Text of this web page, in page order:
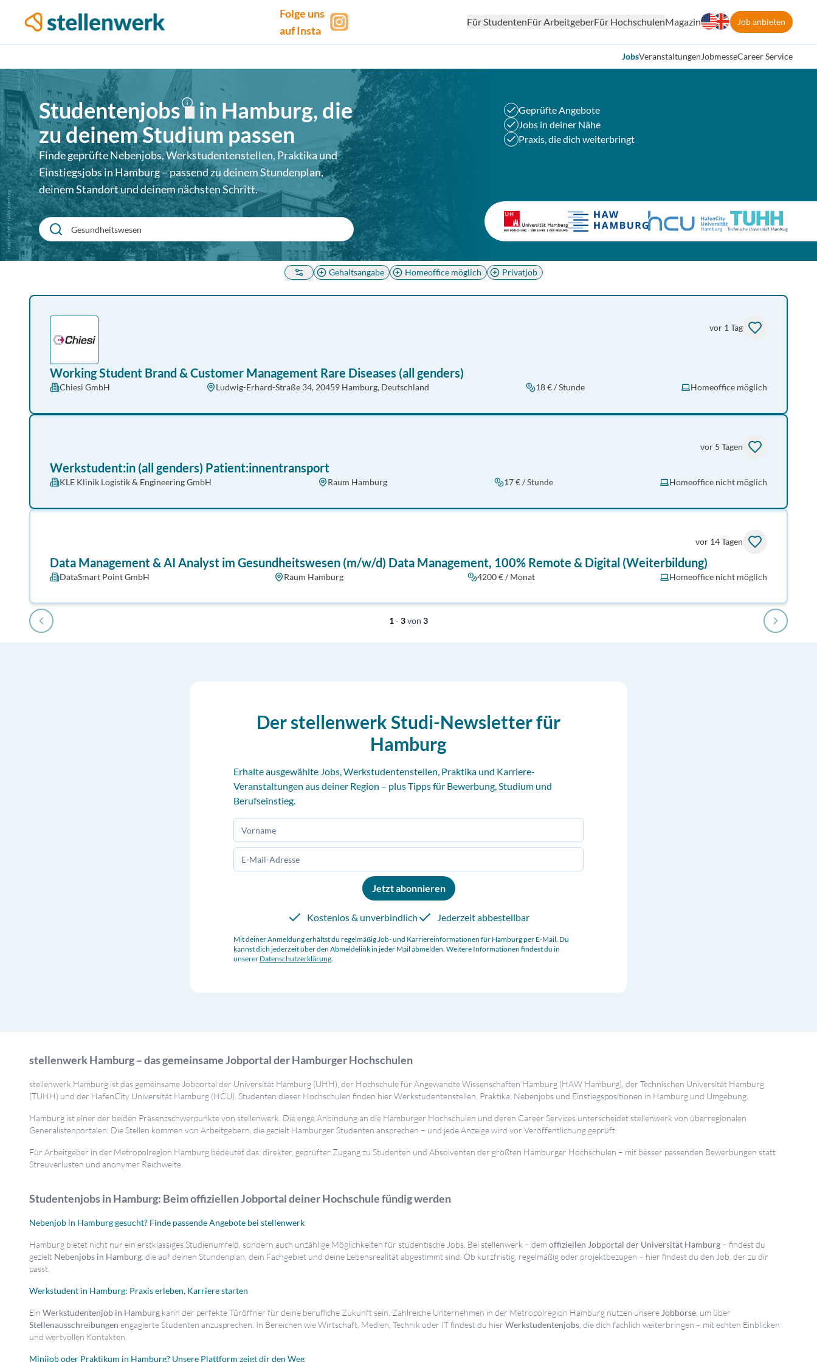
Folge uns
auf Insta
Für StudentenFür ArbeitgeberFür HochschulenMagazin Job anbieten
JobsVeranstaltungenJobmesseCareer Service
Jonas Fischer / HAW Hamburg
Studentenjobs in Hamburg, die
zu deinem Studium passen
Finde geprüfte Nebenjobs, Werkstudentenstellen, Praktika und
Einstiegsjobs inHamburg– passend zu deinem Stundenplan,
deinem Standort und deinem nächsten Schritt.
Geprüfte Angebote
Jobs in deiner Nähe
Praxis, die dich weiterbringt
Gehaltsangabe Homeoffice möglich Privatjob
vor 1 Tag
Working Student Brand & Customer Management Rare Diseases (all genders)
Chiesi GmbH Ludwig-Erhard-Straße 34, 20459 Hamburg, Deutschland 18 € / Stunde Homeoffice möglich
vor 5 Tagen
Werkstudent:in (all genders) Patient:innentransport
KLE Klinik Logistik & Engineering GmbH Raum Hamburg 17 € / Stunde Homeoffice nicht möglich
vor 14 Tagen
Data Management & AI Analyst im Gesundheitswesen (m/w/d) Data Management, 100% Remote & Digital (Weiterbildung)
DataSmart Point GmbH Raum Hamburg 4200 € / Monat Homeoffice nicht möglich
1-3von 3
Der stellenwerk Studi-Newsletter für
Hamburg
Erhalte ausgewählte Jobs, Werkstudentenstellen, Praktika und Karriere-
Veranstaltungen aus deiner Region – plus Tipps für Bewerbung, Studium und
Berufseinstieg.
Jetzt abonnieren
Kostenlos & unverbindlich Jederzeit abbestellbar
Mit deiner Anmeldung erhältst du regelmäßig Job- und Karriereinformationen für Hamburgper E-Mail. Du
kannst dich jederzeit über den Abmeldelink in jeder Mail abmelden. Weitere Informationen findest du in
unserer Datenschutzerklärung.
stellenwerk Hamburg – das gemeinsame Jobportal der Hamburger Hochschulen
stellenwerk Hamburg ist das gemeinsame Jobportal der Universität Hamburg (UHH), der Hochschule für Angewandte Wissenschaften Hamburg (HAW Hamburg), der Technischen Universität Hamburg
(TUHH) und der HafenCity Universität Hamburg (HCU). Studenten dieser Hochschulen finden hier Werkstudentenstellen, Praktika, Nebenjobs und Einstiegspositionen in Hamburg und Umgebung.
Hamburg ist einer der beiden Präsenzschwerpunkte von stellenwerk. Die enge Anbindung an die Hamburger Hochschulen und deren Career Services unterscheidet stellenwerk von überregionalen
Generalistenportalen: Die Stellen kommen von Arbeitgebern, die gezielt Hamburger Studenten ansprechen – und jede Anzeige wird vor Veröffentlichung geprüft.
Für Arbeitgeber in der Metropolregion Hamburg bedeutet das: direkter, geprüfter Zugang zu Studenten und Absolventen der größten Hamburger Hochschulen – mit besser passenden Bewerbungen statt
Streuverlusten und anonymer Reichweite.
Studentenjobs in Hamburg: Beim offiziellen Jobportal deiner Hochschule fündig werden
Nebenjob in Hamburg gesucht? Finde passende Angebote bei stellenwerk
Hamburg bietet nicht nur ein erstklassiges Studienumfeld, sondern auch unzählige Möglichkeiten für studentische Jobs. Bei stellenwerk – demoffiziellen Jobportal der Universität Hamburg – findest du
gezielt Nebenjobs in Hamburg , die auf deinen Stundenplan, dein Fachgebiet und deine Lebensrealität abgestimmt sind. Ob kurzfristig, regelmäßig oder projektbezogen – hier findest du den Job, der zu dir
passt.
Werkstudent in Hamburg: Praxis erleben, Karriere starten
Ein Werkstudentenjob in Hamburg kann der perfekte Türöffner für deine berufliche Zukunft sein. Zahlreiche Unternehmen in der Metropolregion Hamburg nutzen unsere Jobbörse , um über
Stellenausschreibungen engagierte Studenten anzusprechen. In Bereichen wie Wirtschaft, Medien, Technik oder IT findest du hier Werkstudentenjobs , die dich fachlich weiterbringen – mit echten Einblicken
und wertvollen Kontakten.
Minijob oder Praktikum in Hamburg? Unsere Plattform zeigt dir den Weg